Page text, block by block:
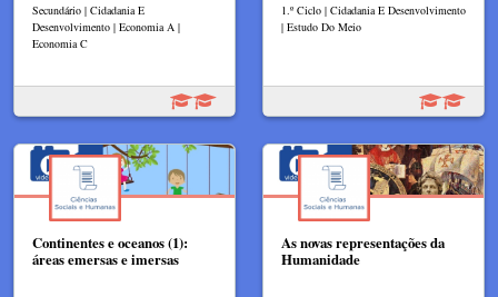
Secundário | Cidadania E
Desenvolvimento | Economia A |
Economia C
1.º Ciclo | Cidadania E Desenvolvimento
| Estudo Do Meio
Continentes e oceanos (1):
áreas emersas e imersas
As novas representações da
Humanidade